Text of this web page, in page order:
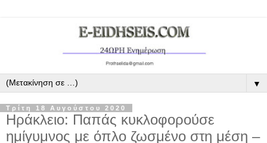
▼
Τρίτη 18 Αυγούστου 2020
Ηράκλειο: Παπάς κυκλοφορούσε
ημίγυμνος με όπλο ζωσμένο στη μέση –